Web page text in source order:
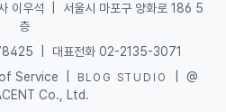
이우석
서울시 마포구 양화로 186 5
층
대표전화 02-2135-3071
Service BLOG STUDIO
@
Co., Ltd.